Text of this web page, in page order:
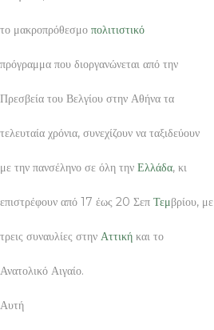
το μακροπρόθεσμο πολιτιστικό
πρόγραμμα που διοργανώνεται από την
Πρεσβεία του Βελγίου στην Αθήνα τα
τελευταία χρόνια, συνεχίζουν να ταξιδεύουν
με την πανσέληνο σε όλη την Ελλάδα, κι
επιστρέφουν από 17 έως 20 Σεπ Τεμβρίου, με
τρεις συναυλίες στην Αττική και το
Ανατολικό Αιγαίο.
Αυτή